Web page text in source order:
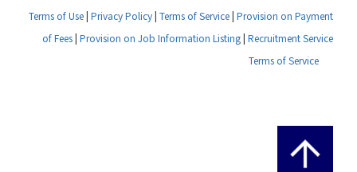
Terms of Use| Privacy Policy| Terms of Service| Provision on Payment
of Fees| Provision on Job Information Listing| Recruitment Service
Terms of Service